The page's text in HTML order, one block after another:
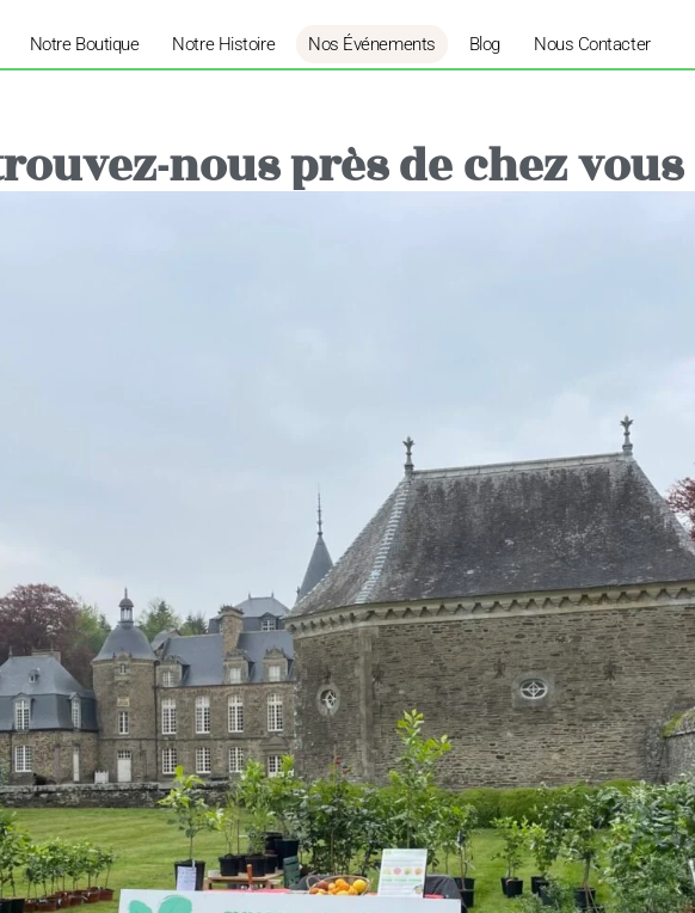
Notre Boutique Notre Histoire Nos Événements Blog Nous Contacter
nous près de chez vous